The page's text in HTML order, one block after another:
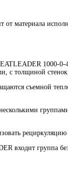
от материала
1000-
с толщиной
съемной
входит группа